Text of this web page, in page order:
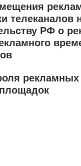
телеканалов
РФ о